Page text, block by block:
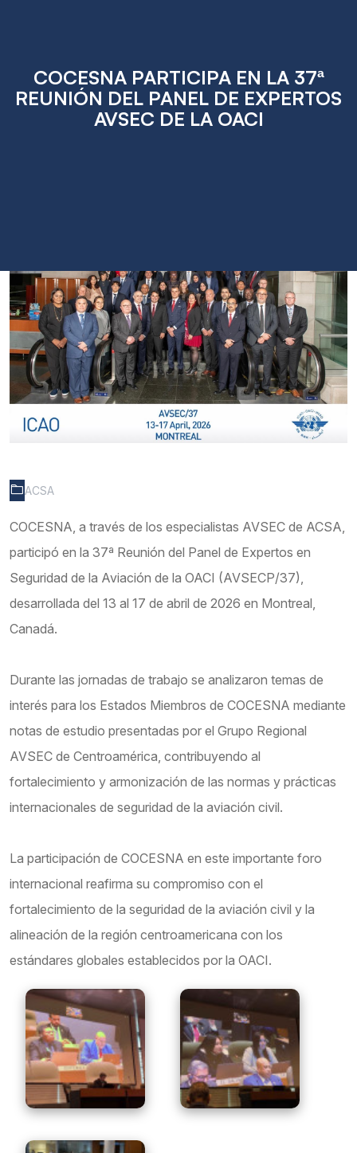
COCESNA PARTICIPA EN LA 37ª
REUNIÓN DEL PANEL DE EXPERTOS
AVSEC DE LA OACI
ACSA
COCESNA, a través de los especialistas AVSEC de ACSA,
participó en la 37ª Reunión del Panel de Expertos en
Seguridad de la Aviación de la OACI (AVSECP/37),
desarrollada del 13 al 17 de abril de 2026 en Montreal,
Canadá.
Durante las jornadas de trabajo se analizaron temas de
interés para los Estados Miembros de COCESNA mediante
notas de estudio presentadas por el Grupo Regional
AVSEC de Centroamérica, contribuyendo al
fortalecimiento y armonización de las normas y prácticas
internacionales de seguridad de la aviación civil.
La participación de COCESNA en este importante foro
internacional reafirma su compromiso con el
fortalecimiento de la seguridad de la aviación civil y la
alineación de la región centroamericana con los
estándares globales establecidos por la OACI.